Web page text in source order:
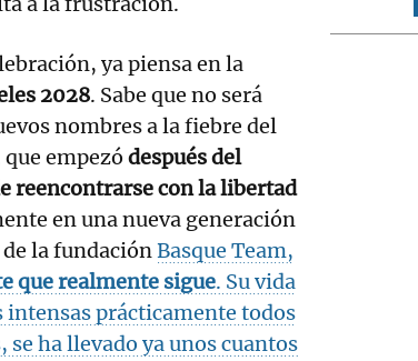
ya piensa en la
2028. Sabe que no será
nombres a la fiebre del
empezó después del
reencontrarse con la libertad
en una nueva generación
la fundaciónBasque Team,
que realmente sigue. Su vida
intensas prácticamente todos
ha llevado ya unos cuantos